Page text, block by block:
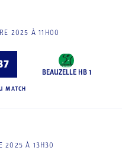
2025 À 11H00
BEAUZELLE HB 1
MATCH
2025 À 13H30